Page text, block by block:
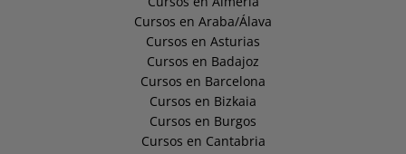
Cursos en Araba/Álava
Cursos en Asturias
Cursos en Badajoz
Cursos en Barcelona
Cursos en Bizkaia
Cursos en Burgos
Cursos en Cantabria